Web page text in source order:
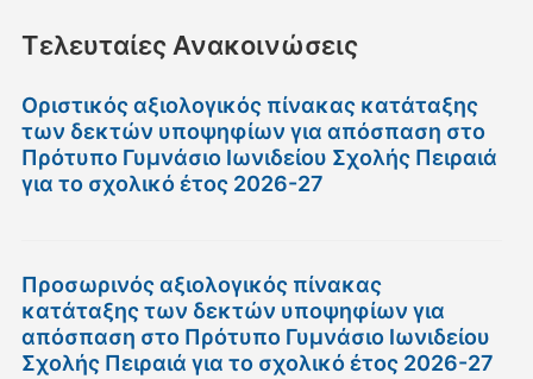
Τελευταίες Ανακοινώσεις
Οριστικός αξιολογικός πίνακας κατάταξης
των δεκτών υποψηφίων για απόσπαση στο
Πρότυπο Γυμνάσιο Ιωνιδείου Σχολής Πειραιά
για το σχολικό έτος 2026-27
Προσωρινός αξιολογικός πίνακας
κατάταξης των δεκτών υποψηφίων για
απόσπαση στο Πρότυπο Γυμνάσιο Ιωνιδείου
Σχολής Πειραιά για το σχολικό έτος 2026-27